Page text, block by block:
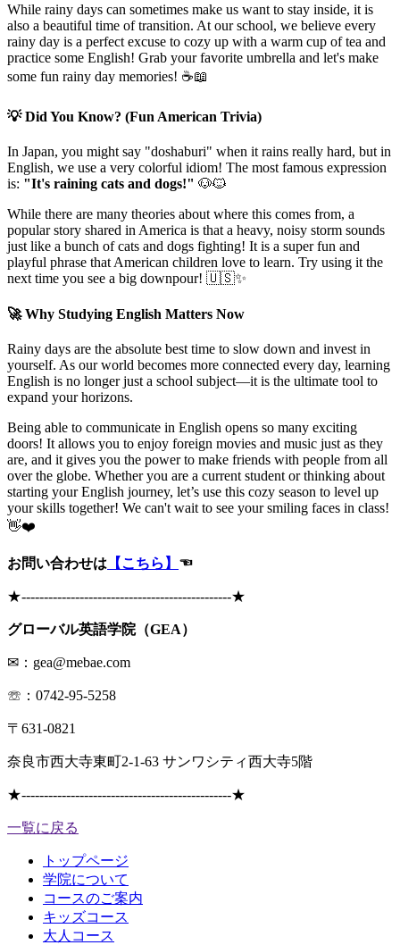
While rainy days can sometimes make us want to stay inside, it is
also a beautiful time of transition. At our school, we believe every
rainy day is a perfect excuse to cozy up with a warm cup of tea and
practice some English! Grab your favorite umbrella and let's make
some fun rainy day memories! ☕📖
💡 Did You Know? (Fun American Trivia)
In Japan, you might say "doshaburi" when it rains really hard, but in
English, we use a very colorful idiom! The most famous expression
is: "It's raining cats and dogs!" 🐶🐱
While there are many theories about where this comes from, a
popular story shared in America is that a heavy, noisy storm sounds
just like a bunch of cats and dogs fighting! It is a super fun and
playful phrase that American children love to learn. Try using it the
next time you see a big downpour! 🇺🇸✨
🚀 Why Studying English Matters Now
Rainy days are the absolute best time to slow down and invest in
yourself. As our world becomes more connected every day, learning
English is no longer just a school subject—it is the ultimate tool to
expand your horizons.
Being able to communicate in English opens so many exciting
doors! It allows you to enjoy foreign movies and music just as they
are, and it gives you the power to make friends with people from all
over the globe. Whether you are a current student or thinking about
starting your English journey, let’s use this cozy season to level up
your skills together! We can't wait to see your smiling faces in class!
👋❤️
お問い合わせは 【こちら】 ☜
★-----------------------------------------------★
グローバル英語学院（GEA）
✉：gea@mebae.com
☏：0742-95-5258
〒631-0821
奈良市西大寺東町2-1-63 サンワシティ西大寺5階
★-----------------------------------------------★
一覧に戻る
トップページ
学院について
コースのご案内
キッズコース
大人コース